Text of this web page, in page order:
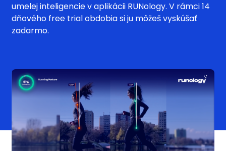
umelej inteligencie v aplikácii RUNology. V rámci 14
dňového free trial obdobia si ju môžeš vyskúšať
zadarmo.